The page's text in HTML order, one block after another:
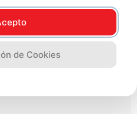
de Cookies